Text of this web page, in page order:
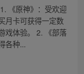
《原神》：受欢迎
月卡可获得一定数
戏体验。 2. 《部落
各种...